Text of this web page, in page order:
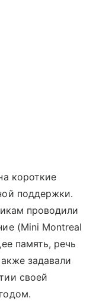
короткие
поддержки.
проводили
(Mini Montreal
память, речь
задавали
своей